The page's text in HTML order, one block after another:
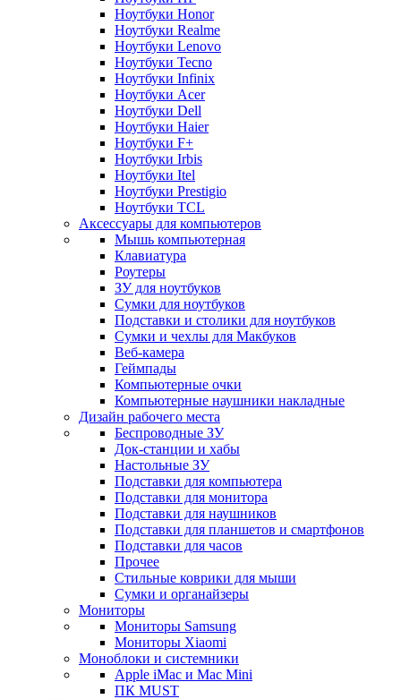
Ноутбуки Honor
Ноутбуки Realme
Ноутбуки Lenovo
Ноутбуки Tecno
Ноутбуки Infinix
Ноутбуки Acer
Ноутбуки Dell
Ноутбуки Haier
Ноутбуки F+
Ноутбуки Irbis
Ноутбуки Itel
Ноутбуки Prestigio
Ноутбуки TCL
Аксессуары для компьютеров
Мышь компьютерная
Клавиатура
Роутеры
ЗУ для ноутбуков
Сумки для ноутбуков
Подставки и столики для ноутбуков
Сумки и чехлы для Макбуков
Веб-камера
Геймпады
Компьютерные очки
Компьютерные наушники накладные
Дизайн рабочего места
Беспроводные ЗУ
Док-станции и хабы
Настольные ЗУ
Подставки для компьютера
Подставки для монитора
Подставки для наушников
Подставки для планшетов и смартфонов
Подставки для часов
Прочее
Стильные коврики для мыши
Сумки и органайзеры
Мониторы
Мониторы Samsung
Мониторы Xiaomi
Моноблоки и системники
Apple iMac и Mac Mini
ПК MUST